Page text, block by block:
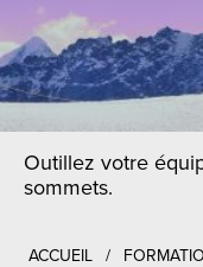
Outillez votre
sommets.
ACCUEIL /